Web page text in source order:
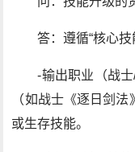
答：遵循“核心技
-输出职业（战
（如战士《逐日剑
或生存技能。